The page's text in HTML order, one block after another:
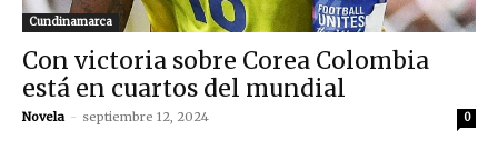
Cundinamarca
Con victoria sobre Corea Colombia
está en cuartos del mundial
Novela - septiembre 12, 2024 0